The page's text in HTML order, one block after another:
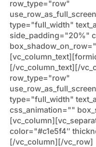
row_type="row"
type="full_width"
side_padding="20%"
[/vc_column_text][/
row_type="row"
type="full_width"
css_animation=""
color="#c1e5f4″
[/vc_column][/vc_row]